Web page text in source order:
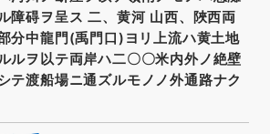
障碍ヲ呈ス 二、黄河 山西、陜西両
分中龍門(禹門口)ヨリ上流ハ黄土地
ルヲ以テ両岸ハ二〇〇米内外ノ絶壁
テ渡船場ニ通ズルモノノ外通路ナク